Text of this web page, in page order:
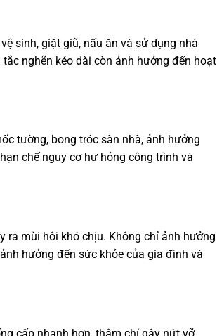
sinh, giặt giũ, nấu ăn và sử dụng nhà
nghẽn kéo dài còn ảnh hưởng đến hoạt
tường, bong tróc sàn nhà, ảnh hưởng
chế nguy cơ hư hỏng công trình và
ra mùi hôi khó chịu. Không chỉ ảnh hưởng
hưởng đến sức khỏe của gia đình và